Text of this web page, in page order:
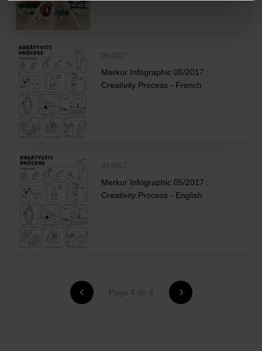
Charte d’usage des cookies
protection des données personnelles
09.2017
Merkur Infographic 05/2017 :
Creativity Process - French
09.2017
Merkur Infographic 05/2017 :
Creativity Process - English
Page 4 de 6